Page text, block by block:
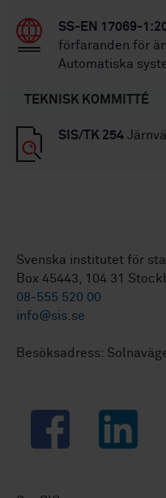
SS-EN 17069-
förfaranden för
Automatiska
TEKNISK KOMMITTÉ
SIS/TK 254
Svenska institutet för
Box 45443, 104 31
08-555 520 00
info@sis.se
Besöksadress:
Facebook LinkedIn